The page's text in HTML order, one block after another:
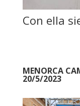
Con ella
MENORCA
20/5/2023